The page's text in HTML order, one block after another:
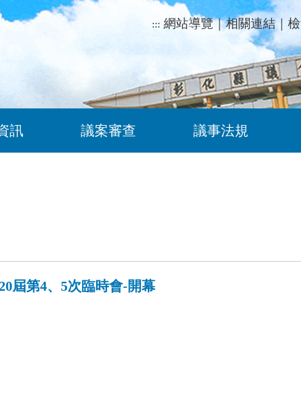
::: 網站導覽｜相關連結 ｜
訊 議案審查 議事法規
屆第4、5次臨時會-開幕